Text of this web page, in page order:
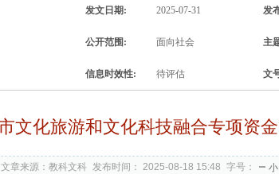
发文日期: 2025-07-31 发
公开范围: 面向社会 主
信息时效性: 待评估 文
文化旅游和文化科技融合专项资
文章来源：教科文科 发布时间： 2025-08-18 15:48 字号： 小